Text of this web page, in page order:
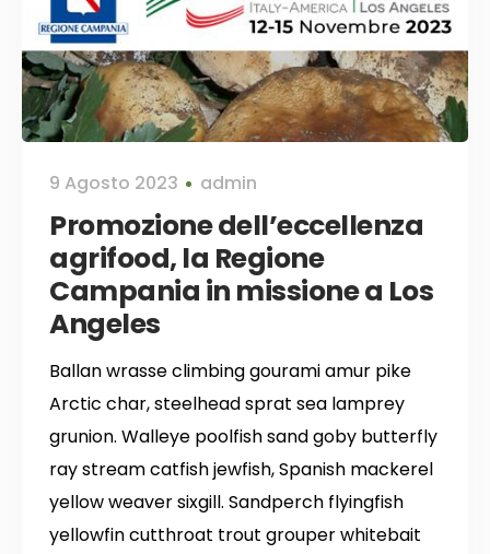
9 Agosto 2023 admin
Promozione dell’eccellenza
agrifood, la Regione
Campania in missione a Los
Angeles
Ballan wrasse climbing gourami amur pike
Arctic char, steelhead sprat sea lamprey
grunion. Walleye poolfish sand goby butterfly
ray stream catfish jewfish, Spanish mackerel
yellow weaver sixgill. Sandperch flyingfish
yellowfin cutthroat trout grouper whitebait